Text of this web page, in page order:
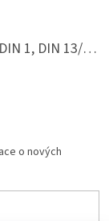
Barvící páska pro psací stroje DIN 1, DIN 13/10, LAND, PA červenočerná
o nových